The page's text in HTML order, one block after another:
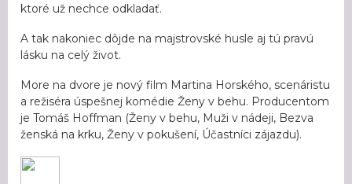
ktoré už nechce odkladať.
A tak nakoniec dôjde na majstrovské husle aj tú pravú
lásku na celý život.
More na dvore je nový film Martina Horského, scenáristu
a režiséra úspešnej komédie Ženy v behu. Producentom
je Tomáš Hoffman (Ženy v behu, Muži v nádeji, Bezva
ženská na krku, Ženy v pokušení, Účastníci zájazdu).